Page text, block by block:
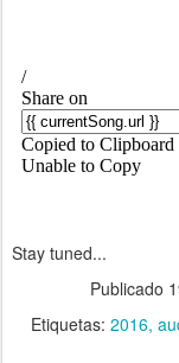
Stay tuned...
Publicado
Etiquetas: 2016